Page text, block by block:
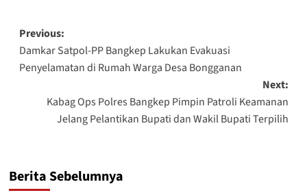
Post
navigation
Previous:
Damkar Satpol-PP Bangkep Lakukan Evakuasi
Penyelamatan di Rumah Warga Desa Bongganan
Next:
Kabag Ops Polres Bangkep Pimpin Patroli Keamanan
Jelang Pelantikan Bupati dan Wakil Bupati Terpilih
Berita Sebelumnya